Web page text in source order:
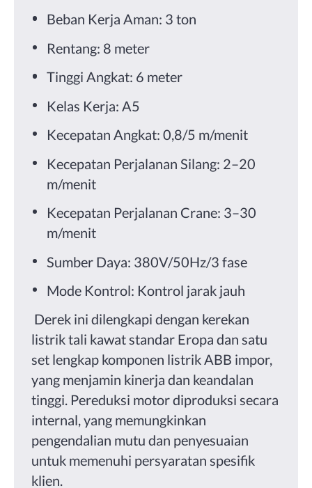
Beban Kerja Aman: 3 ton
Rentang: 8 meter
Tinggi Angkat: 6 meter
Kelas Kerja: A5
Kecepatan Angkat: 0,8/5 m/menit
Kecepatan Perjalanan Silang: 2–20
m/menit
Kecepatan Perjalanan Crane: 3–30
m/menit
Sumber Daya: 380V/50Hz/3 fase
Mode Kontrol: Kontrol jarak jauh
Derek ini dilengkapi dengan kerekan
listrik tali kawat standar Eropa dan satu
set lengkap komponen listrik ABB impor,
yang menjamin kinerja dan keandalan
tinggi. Pereduksi motor diproduksi secara
internal, yang memungkinkan
pengendalian mutu dan penyesuaian
untuk memenuhi persyaratan spesifik
klien.